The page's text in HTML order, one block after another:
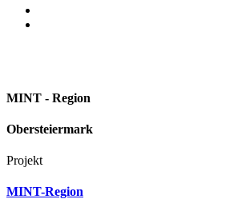
MINT - Region
Obersteiermark
Projekt
MINT-Region